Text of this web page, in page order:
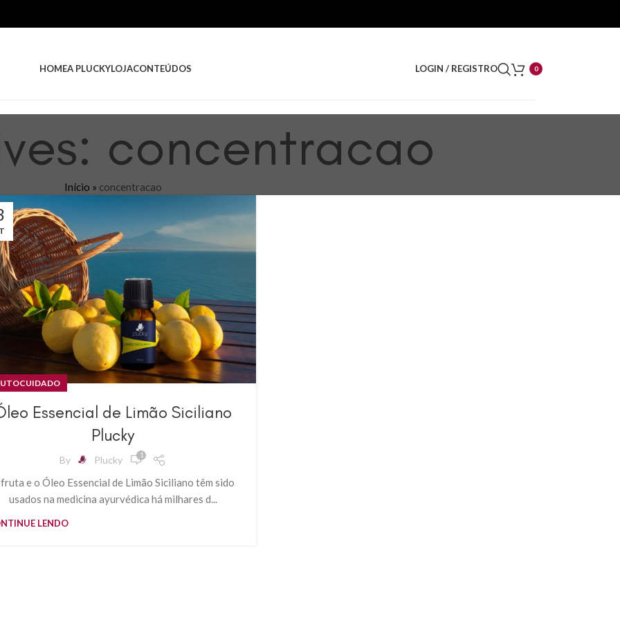
HOMEA PLUCKYLOJACONTEÚDOS LOGIN / REGISTRO 0
concentracao
Início » concentracao
Essencial de Limão Siciliano
Plucky
By Plucky 1
e o Óleo Essencial de Limão Siciliano têm sido
usados ​​na medicina ayurvédica há milhares d...
LENDO